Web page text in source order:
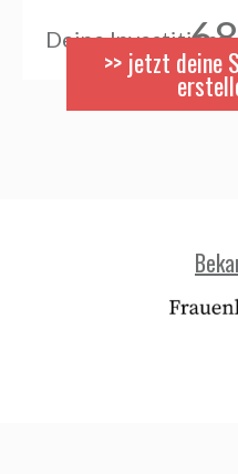
Deine Investition:
>> jetzt deine